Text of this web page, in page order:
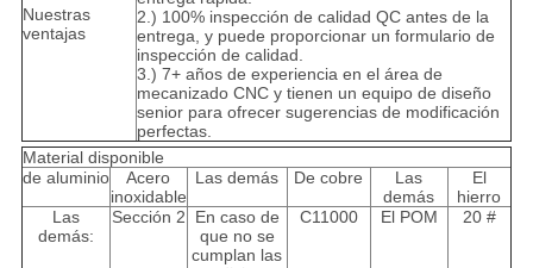
Nuestras
ventajas
2.) 100% inspección de calidad QC antes de la
entrega, y puede proporcionar un formulario de
inspección de calidad.
3.) 7+ años de experiencia en el área de
mecanizado CNC y tienen un equipo de diseño
senior para ofrecer sugerencias de modificación
perfectas.
Material disponible
de aluminio
Acero
inoxidable
Las demás De cobre
Las
demás
El
hierro
Las
demás:
Sección 2
En caso de
que no se
cumplan las
C11000 El POM 20 #